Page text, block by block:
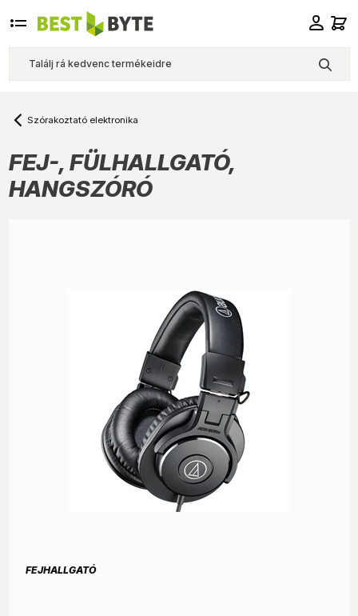
Szórakoztató elektronika
FEJ-, FÜLHALLGATÓ,
HANGSZÓRÓ
FEJHALLGATÓ